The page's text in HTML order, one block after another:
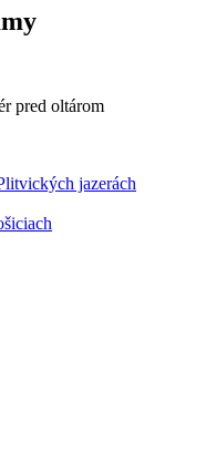
pred oltárom
jazerách